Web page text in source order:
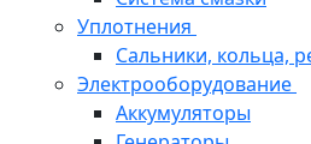
Уплотнения
Сальники, кольца,
Электрооборудование
Аккумуляторы